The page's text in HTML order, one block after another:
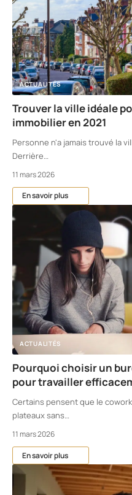
ACTUALITÉS
Trouver la ville idéale
immobilier en 2021
Personne n'a jamais trouvé la
Derrière…
11 mars 2026
En savoir plus
ACTUALITÉS
Pourquoi choisir un
pour travailler
Certains pensent que le
plateaux sans…
11 mars 2026
En savoir plus